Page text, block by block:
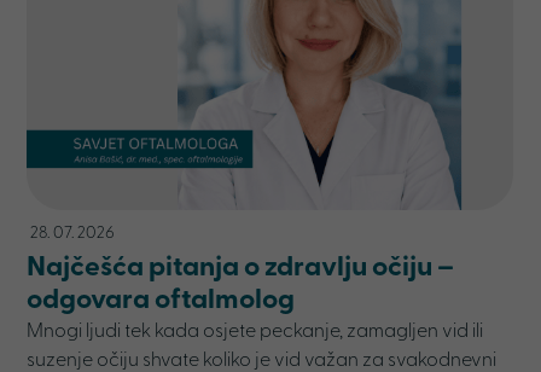
28. 07. 2026
Najčešća pitanja o zdravlju očiju –
odgovara oftalmolog
Mnogi ljudi tek kada osjete peckanje, zamagljen vid ili
suzenje očiju shvate koliko je vid važan za svakodnevni